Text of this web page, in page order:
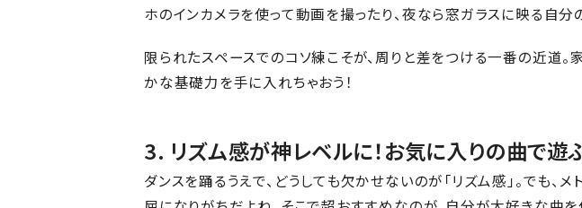
ホのインカメラを使って動画を撮ったり、夜なら窓ガラスに映る自
限られたスペースでのコソ練こそが、周りと差をつける一番の近道
かな基礎力を手に入れちゃおう！
3. リズム感が神レベルに！お気に入りの曲で遊
ダンスを踊るうえで、どうしても欠かせないのが「リズム感」。でも